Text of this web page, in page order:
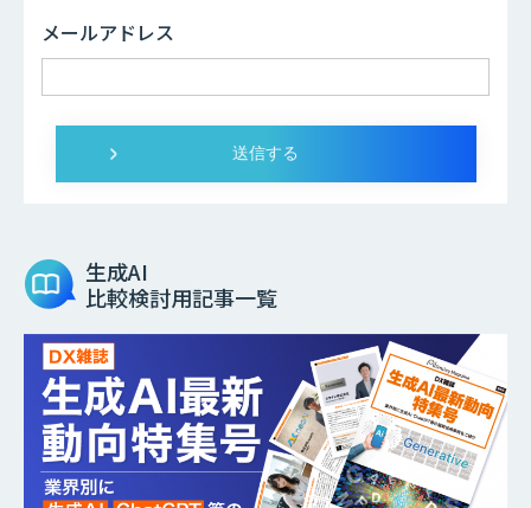
メールアドレス
生成AI
比較検討用記事一覧